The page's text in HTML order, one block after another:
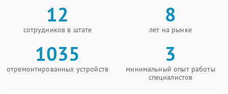
12
сотрудников в штате
8
лет на рынке
1035
отремонтированных устройств
3
минимальный опыт работы
специалистов